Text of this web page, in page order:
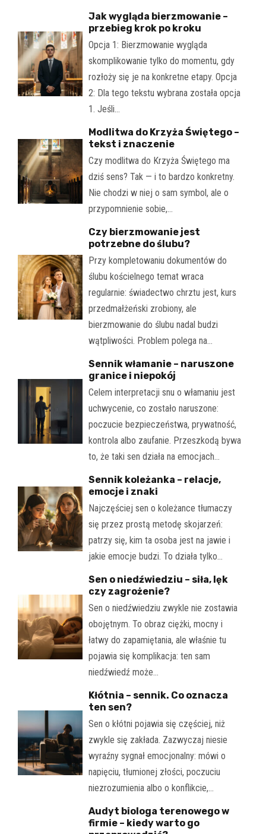
Jak wygląda bierzmowanie –
przebieg krok po kroku
Opcja 1: Bierzmowanie wygląda
skomplikowanie tylko do momentu, gdy
rozłoży się je na konkretne etapy. Opcja
2: Dla tego tekstu wybrana została opcja
1. Jeśli…
Modlitwa do Krzyża Świętego –
tekst i znaczenie
Czy modlitwa do Krzyża Świętego ma
dziś sens? Tak — i to bardzo konkretny.
Nie chodzi w niej o sam symbol, ale o
przypomnienie sobie,…
Czy bierzmowanie jest
potrzebne do ślubu?
Przy kompletowaniu dokumentów do
ślubu kościelnego temat wraca
regularnie: świadectwo chrztu jest, kurs
przedmałżeński zrobiony, ale
bierzmowanie do ślubu nadal budzi
wątpliwości. Problem polega na…
Sennik włamanie – naruszone
granice i niepokój
Celem interpretacji snu o włamaniu jest
uchwycenie, co zostało naruszone:
poczucie bezpieczeństwa, prywatność,
kontrola albo zaufanie. Przeszkodą bywa
to, że taki sen działa na emocjach…
Sennik koleżanka – relacje,
emocje i znaki
Najczęściej sen o koleżance tłumaczy
się przez prostą metodę skojarzeń:
patrzy się, kim ta osoba jest na jawie i
jakie emocje budzi. To działa tylko…
Sen o niedźwiedziu – siła, lęk
czy zagrożenie?
Sen o niedźwiedziu zwykle nie zostawia
obojętnym. To obraz ciężki, mocny i
łatwy do zapamiętania, ale właśnie tu
pojawia się komplikacja: ten sam
niedźwiedź może…
Kłótnia – sennik. Co oznacza
ten sen?
Sen o kłótni pojawia się częściej, niż
zwykle się zakłada. Zazwyczaj niesie
wyraźny sygnał emocjonalny: mówi o
napięciu, tłumionej złości, poczuciu
niezrozumienia albo o konflikcie,…
Audyt biologa terenowego w
firmie – kiedy warto go